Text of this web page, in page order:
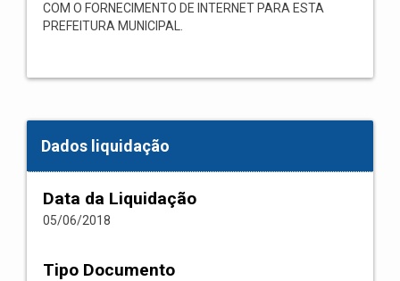
COM O FORNECIMENTO DE INTERNET PARA ESTA
PREFEITURA MUNICIPAL.
Dados liquidação
Data da Liquidação
05/06/2018
Tipo Documento